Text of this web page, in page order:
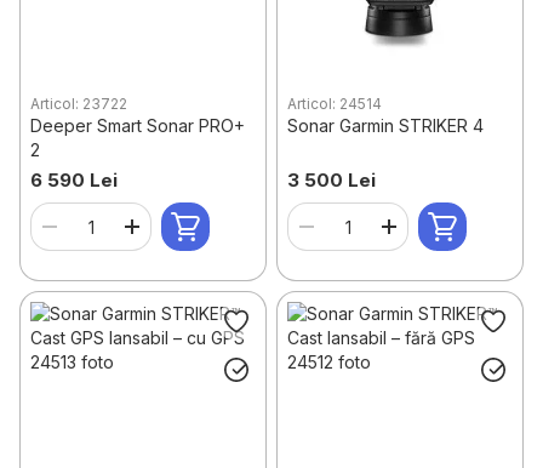
Articol: 23722
Deeper Smart Sonar PRO+
2
6 590 Lei
Articol: 24514
Sonar Garmin STRIKER 4
3 500 Lei